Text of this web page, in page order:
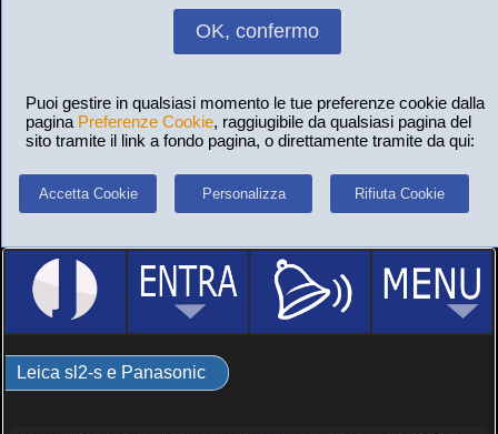
OK, confermo
Puoi gestire in qualsiasi momento le tue preferenze cookie dalla
pagina Preferenze Cookie, raggiugibile da qualsiasi pagina del
sito tramite il link a fondo pagina, o direttamente tramite da qui:
Accetta Cookie Personalizza Rifiuta Cookie
Leica sl2-s e Panasonic